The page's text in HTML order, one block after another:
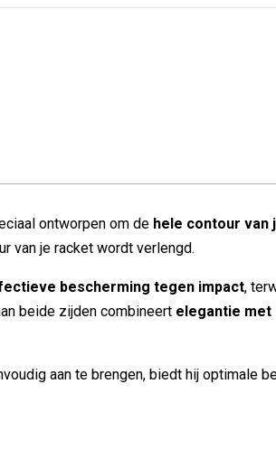
ontworpen om de hele contour van
van je racket wordt verlengd.
bescherming tegen impact,
beide zijden combineert elegantie met
aan te brengen, biedt hij optimale